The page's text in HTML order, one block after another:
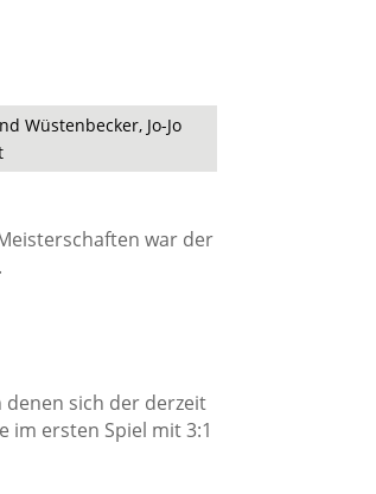
Wüstenbecker, Jo-Jo
war der
sich der derzeit
im ersten Spiel mit 3:1